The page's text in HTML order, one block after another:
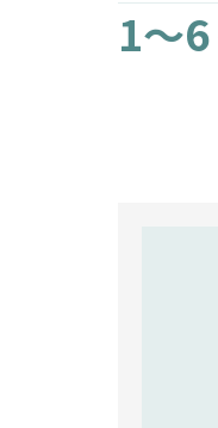
1～6